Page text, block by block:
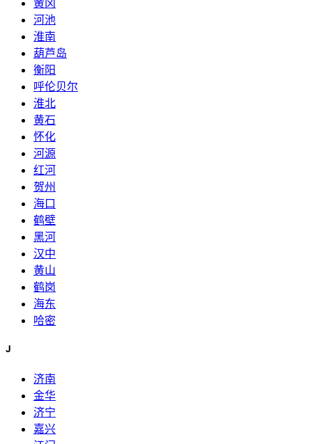
河池
淮南
葫芦岛
衡阳
呼伦贝尔
淮北
黄石
怀化
河源
红河
贺州
海口
鹤壁
黑河
汉中
黄山
鹤岗
海东
哈密
J
济南
金华
济宁
嘉兴